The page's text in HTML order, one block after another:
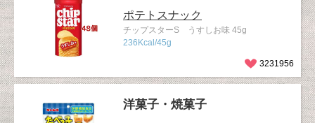
ポテトスナック
チップスターS うすしお味 45g
236Kcal/45g
3231956
洋菓子・焼菓子